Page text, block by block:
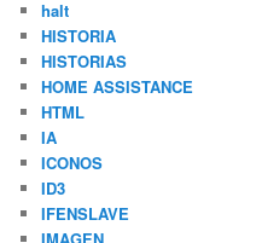
halt
HISTORIA
HISTORIAS
HOME ASSISTANCE
HTML
IA
ICONOS
ID3
IFENSLAVE